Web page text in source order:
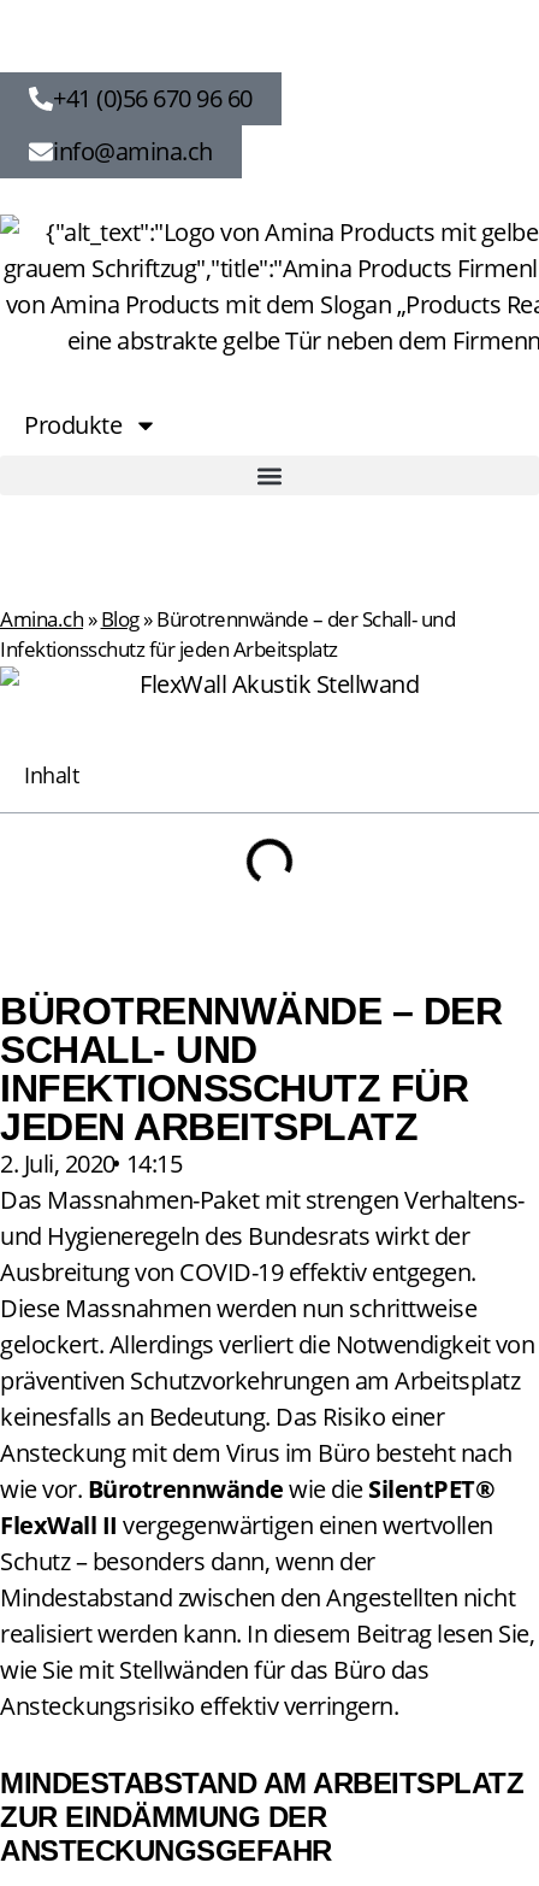
+41 (0)56 670 96 60
info@amina.ch
Produkte
Amina.ch»Blog»Bürotrennwände – der Schall- und
Infektionsschutz für jeden Arbeitsplatz
Inhalt
BÜROTRENNWÄNDE – DER
SCHALL- UND
INFEKTIONSSCHUTZ FÜR
JEDEN ARBEITSPLATZ
2. Juli, 2020• 14:15
Das Massnahmen-Paket mit strengen Verhaltens-
und Hygieneregeln des Bundesrats wirkt der
Ausbreitung von COVID-19 effektiv entgegen.
Diese Massnahmen werden nun schrittweise
gelockert. Allerdings verliert die Notwendigkeit von
präventiven Schutzvorkehrungen am Arbeitsplatz
keinesfalls an Bedeutung. Das Risiko einer
Ansteckung mit dem Virus im Büro besteht nach
wie vor. Bürotrennwändewie dieSilentPET®
FlexWall II vergegenwärtigen einen wertvollen
Schutz – besonders dann, wenn der
Mindestabstand zwischen den Angestellten nicht
realisiert werden kann. In diesem Beitrag lesen Sie,
wie Sie mit Stellwänden für das Büro das
Ansteckungsrisiko effektiv verringern.
MINDESTABSTAND AM ARBEITSPLATZ
ZUR EINDÄMMUNG DER
ANSTECKUNGSGEFAHR